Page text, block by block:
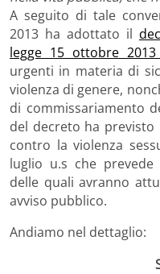
A seguito di tale
2013 ha adottato il
legge 15 ottobre
urgenti in materia di
violenza di genere,
di commissariamento
del decreto ha previsto
contro la violenza
luglio u.s che
delle quali avranno
avviso pubblico.
Andiamo nel dettaglio: